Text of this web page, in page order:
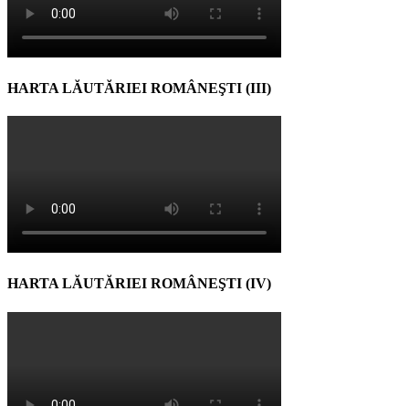
HARTA LĂUTĂRIEI ROMÂNEŞTI (III)
HARTA LĂUTĂRIEI ROMÂNEŞTI (IV)